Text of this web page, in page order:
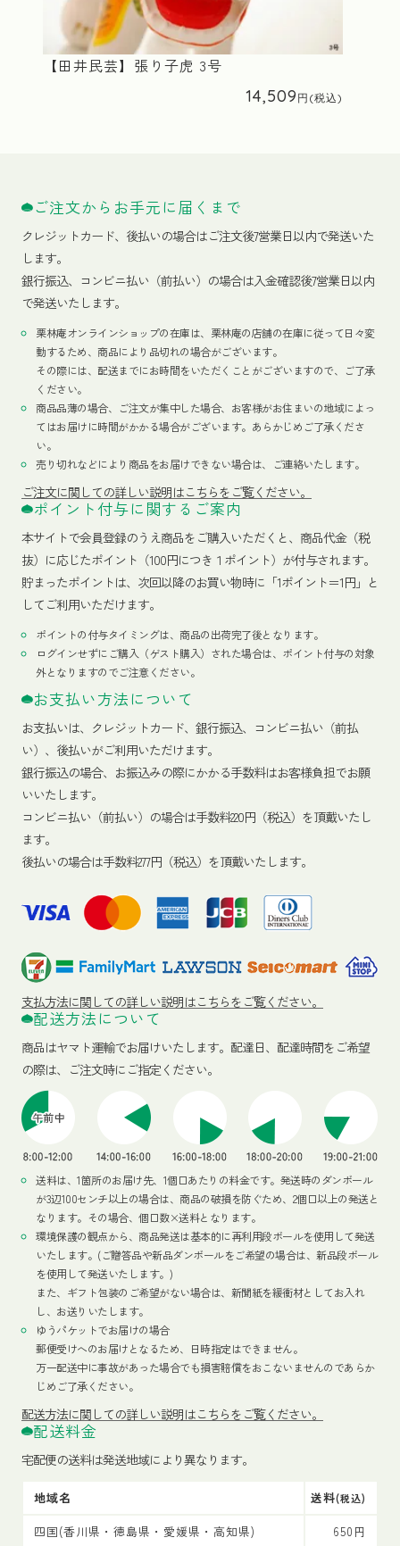
【田井民芸】張り子虎 3号
14,509
ご注文からお手元に届くまで
クレジットカード、 後払いの場合はご注文後7営業日以内で発送いた
します。
銀行振込、コンビニ払い（前払い）の場合は入金確認後7営業日以内
で発送いたします。
栗林庵オンラインショップの在庫は、栗林庵の店舗の在庫に従って日々変
動するため、商品により品切れの場合がございます。
その際には、配送までにお時間をいただくことがございますので、ご了承
ください。
商品品薄の場合、ご注文が集中した場合、お客様がお住まいの地域によっ
てはお届けに時間がかかる場合がございます。あらかじめご了承くださ
い。
売り切れなどにより商品をお届けできない場合は、ご連絡いたします。
ご注文に関しての詳しい説明はこちらをご覧ください。
ポイント付与に関するご案内
本サイトで会員登録のうえ商品をご購入いただくと、商品代金（税
抜）に応じたポイント（100円につき１ポイント）が付与されます。
貯まったポイントは、次回以降のお買い物時に「1ポイント＝1円」と
してご利用いただけます。
ポイントの付与タイミングは、商品の出荷完了後となります。
ログインせずにご購入（ゲスト購入）された場合は、ポイント付与の対象
外となりますのでご注意ください。
お支払い方法について
お支払いは、クレジットカード、銀行振込、コンビニ払い（前払
い）、後払いがご利用いただけます。
銀行振込の場合、お振込みの際にかかる手数料はお客様負担でお願
いいたします。
コンビニ払い（前払い）の場合は手数料220円（税込）を頂戴いたし
ます。
後払いの場合は手数料277円（税込）を頂戴いたします。
支払方法に関しての詳しい説明はこちらをご覧ください。
配送方法について
商品はヤマト運輸でお届けいたします。 配達日、配達時間をご希望
の際は、ご注文時にご指定ください。
送料は、1箇所のお届け先、1個口あたりの料金です。発送時のダンボール
が3辺100センチ以上の場合は、商品の破損を防ぐため、2個口以上の発送と
なります。その場合、個口数×送料となります。
環境保護の観点から、商品発送は基本的に再利用段ボールを使用して発送
いたします。(ご贈答品や新品ダンボールをご希望の場合は、新品段ボール
を使用して発送いたします。)
また、ギフト包装のご希望がない場合は、新聞紙を緩衝材としてお入れ
し、お送りいたします。
ゆうパケットでお届けの場合
郵便受けへのお届けとなるため、日時指定はできません。
万一配送中に事故があった場合でも損害賠償をおこないませんのであらか
じめご了承ください。
配送方法に関しての詳しい説明はこちらをご覧ください。
配送料金
宅配便の送料は発送地域により異なります。
地域名 送料(税込)
四国(香川県・徳島県・愛媛県・高知県)
650円